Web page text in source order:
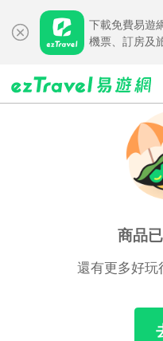
下載免費易遊
機票、訂房及
商品
還有更多好玩